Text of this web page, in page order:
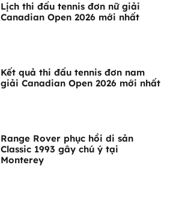
Lịch thi đấu tennis đơn nữ giải
Canadian Open 2026 mới nhất
Kết quả thi đấu tennis đơn nam
giải Canadian Open 2026 mới nhất
Range Rover phục hồi di sản
Classic 1993 gây chú ý tại
Monterey